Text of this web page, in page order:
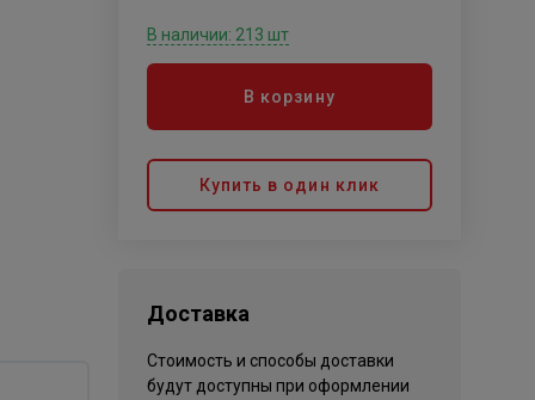
В наличии: 213 шт
В корзину
Купить в один клик
Доставка
Стоимость и способы доставки
будут доступны при оформлении